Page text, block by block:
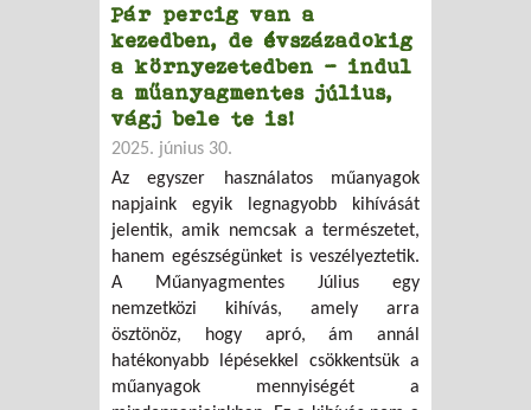
Pár percig van a
kezedben, de évszázadokig
a környezetedben – indul
a műanyagmentes július,
vágj bele te is!
2025. június 30.
Az egyszer használatos műanyagok
napjaink egyik legnagyobb kihívását
jelentik, amik nemcsak a természetet,
hanem egészségünket is veszélyeztetik.
A Műanyagmentes Július egy
nemzetközi kihívás, amely arra
ösztönöz, hogy apró, ám annál
hatékonyabb lépésekkel csökkentsük a
műanyagok mennyiségét a